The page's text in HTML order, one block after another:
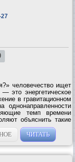
человечество ищет
это энергетическое
в гравитационном
однонаправленности
темп времени
объяснить такие
телепортация,
ЧИТАТЬ